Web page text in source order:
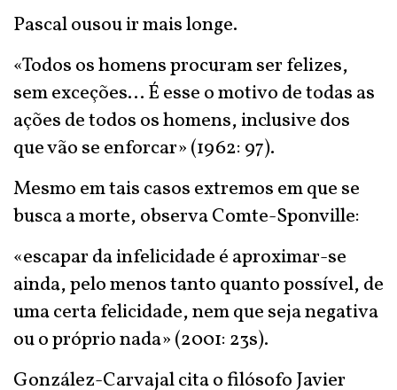
Pascal ousou ir mais longe.
«Todos os homens procuram ser felizes,
sem exceções... É esse o motivo de todas as
ações de todos os homens, inclusive dos
que vão se enforcar» (1962: 97).
Mesmo em tais casos extremos em que se
busca a morte, observa Comte-Sponville:
«escapar da infelicidade é aproximar-se
ainda, pelo menos tanto quanto possível, de
uma certa felicidade, nem que seja negativa
ou o próprio nada» (2001: 23s).
González-Carvajal cita o filósofo Javier